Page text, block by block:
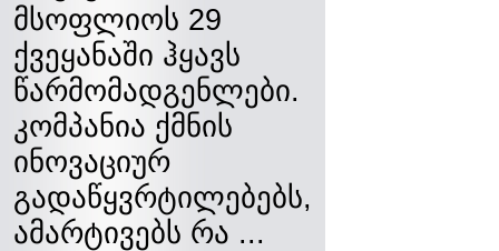
მსოფლიოს 29
ქვეყანაში ჰყავს
წარმომადგენლები.
კომპანია ქმნის
ინოვაციურ
გადაწყვრტილებებს,
ამარტივებს რა ...